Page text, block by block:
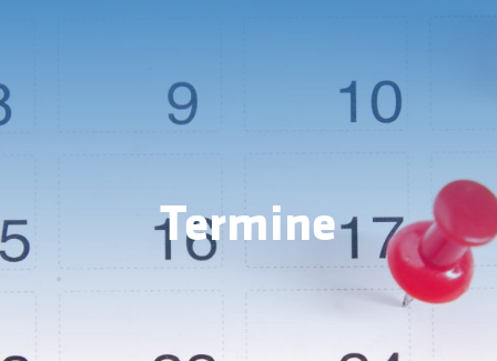
Termine